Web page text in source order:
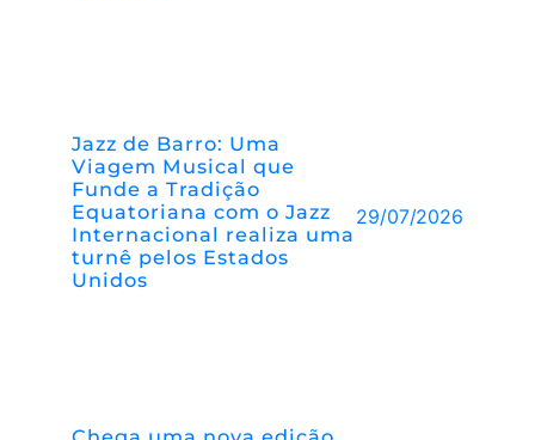
Jazz de Barro: Uma
Viagem Musical que
Funde a Tradição
Equatoriana com o Jazz
Internacional realiza uma
turnê pelos Estados
Unidos
29/07/2026